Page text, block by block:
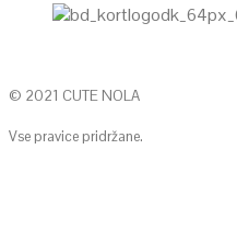
© 2021 CUTE NOLA
Vse pravice pridržane.